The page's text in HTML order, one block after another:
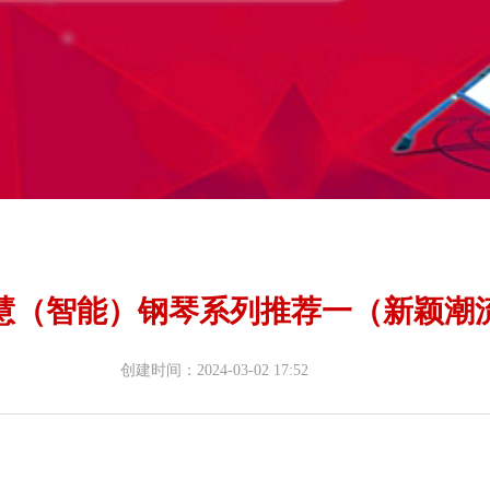
（智能）钢琴系列推荐一（新颖潮
创建时间： 2024-03-02 17:52